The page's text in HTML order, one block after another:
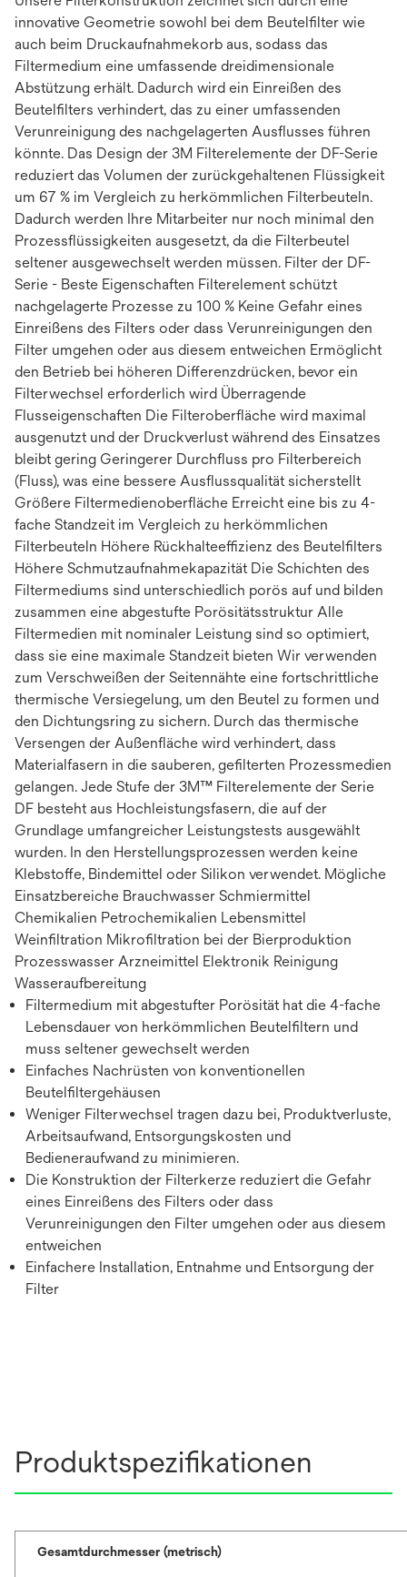
innovative Geometrie sowohl bei dem Beutelfilter wie
auch beim Druckaufnahmekorb aus, sodass das
Filtermedium eine umfassende dreidimensionale
Abstützung erhält. Dadurch wird ein Einreißen des
Beutelfilters verhindert, das zu einer umfassenden
Verunreinigung des nachgelagerten Ausflusses führen
könnte. Das Design der 3M Filterelemente der DF-Serie
reduziert das Volumen der zurückgehaltenen Flüssigkeit
um 67 % im Vergleich zu herkömmlichen Filterbeuteln.
Dadurch werden Ihre Mitarbeiter nur noch minimal den
Prozessflüssigkeiten ausgesetzt, da die Filterbeutel
seltener ausgewechselt werden müssen. Filter der DF-
Serie - Beste Eigenschaften Filterelement schützt
nachgelagerte Prozesse zu 100 % Keine Gefahr eines
Einreißens des Filters oder dass Verunreinigungen den
Filter umgehen oder aus diesem entweichen Ermöglicht
den Betrieb bei höheren Differenzdrücken, bevor ein
Filterwechsel erforderlich wird Überragende
Flusseigenschaften Die Filteroberfläche wird maximal
ausgenutzt und der Druckverlust während des Einsatzes
bleibt gering Geringerer Durchfluss pro Filterbereich
(Fluss), was eine bessere Ausflussqualität sicherstellt
Größere Filtermedienoberfläche Erreicht eine bis zu 4-
fache Standzeit im Vergleich zu herkömmlichen
Filterbeuteln Höhere Rückhalteeffizienz des Beutelfilters
Höhere Schmutzaufnahmekapazität Die Schichten des
Filtermediums sind unterschiedlich porös auf und bilden
zusammen eine abgestufte Porösitätsstruktur Alle
Filtermedien mit nominaler Leistung sind so optimiert,
dass sie eine maximale Standzeit bieten Wir verwenden
zum Verschweißen der Seitennähte eine fortschrittliche
thermische Versiegelung, um den Beutel zu formen und
den Dichtungsring zu sichern. Durch das thermische
Versengen der Außenfläche wird verhindert, dass
Materialfasern in die sauberen, gefilterten Prozessmedien
gelangen. Jede Stufe der 3M™ Filterelemente der Serie
DF besteht aus Hochleistungsfasern, die auf der
Grundlage umfangreicher Leistungstests ausgewählt
wurden. In den Herstellungsprozessen werden keine
Klebstoffe, Bindemittel oder Silikon verwendet. Mögliche
Einsatzbereiche Brauchwasser Schmiermittel
Chemikalien Petrochemikalien Lebensmittel
Weinfiltration Mikrofiltration bei der Bierproduktion
Prozesswasser Arzneimittel Elektronik Reinigung
Wasseraufbereitung
Filtermedium mit abgestufter Porösität hat die 4-fache
Lebensdauer von herkömmlichen Beutelfiltern und
muss seltener gewechselt werden
Einfaches Nachrüsten von konventionellen
Beutelfiltergehäusen
Weniger Filterwechsel tragen dazu bei, Produktverluste,
Arbeitsaufwand, Entsorgungskosten und
Bedieneraufwand zu minimieren.
Die Konstruktion der Filterkerze reduziert die Gefahr
eines Einreißens des Filters oder dass
Verunreinigungen den Filter umgehen oder aus diesem
entweichen
Einfachere Installation, Entnahme und Entsorgung der
Filter
Produktspezifikationen
Gesamtdurchmesser (metrisch)